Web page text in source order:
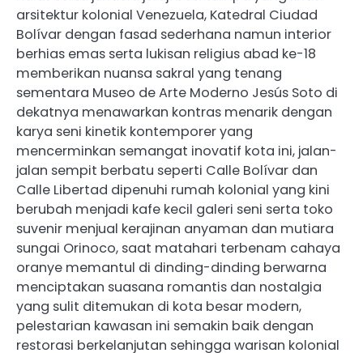
arsitektur kolonial Venezuela, Katedral Ciudad
Bolívar dengan fasad sederhana namun interior
berhias emas serta lukisan religius abad ke-18
memberikan nuansa sakral yang tenang
sementara Museo de Arte Moderno Jesús Soto di
dekatnya menawarkan kontras menarik dengan
karya seni kinetik kontemporer yang
mencerminkan semangat inovatif kota ini, jalan-
jalan sempit berbatu seperti Calle Bolívar dan
Calle Libertad dipenuhi rumah kolonial yang kini
berubah menjadi kafe kecil galeri seni serta toko
suvenir menjual kerajinan anyaman dan mutiara
sungai Orinoco, saat matahari terbenam cahaya
oranye memantul di dinding-dinding berwarna
menciptakan suasana romantis dan nostalgia
yang sulit ditemukan di kota besar modern,
pelestarian kawasan ini semakin baik dengan
restorasi berkelanjutan sehingga warisan kolonial